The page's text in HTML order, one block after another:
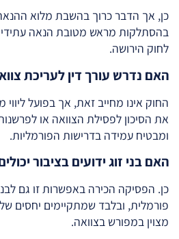
כן, אך הדבר כרוך בהשבת מלוא
לחוק הירושה.
האם נדרש עורך דין לעריכת
החוק אינו מחייב זאת, אך בפועל
את הסיכון לפסילת הצוואה או
ומבטיח עמידה בדרישות הפורמליות.
האם בני זוג ידועים בציבור
כן. הפסיקה הכירה באפשרות זו גם
פורמלית, ובלבד שמתקיימים יחסים של
מצוין במפורש בצוואה.